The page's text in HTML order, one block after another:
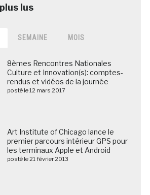
SEMAINE MOIS
8èmes Rencontres Nationales
Culture et Innovation(s): comptes-
rendus et vidéos de la journée
posté le 12 mars 2017
Art Institute of Chicago lance le
premier parcours intérieur GPS pour
les terminaux Apple et Android
posté le 21 février 2013